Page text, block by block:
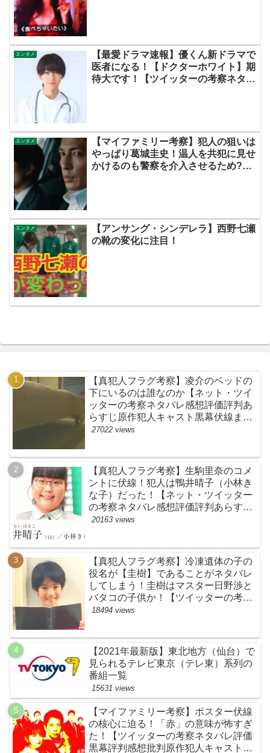
エンタメ
【最愛ドラマ速報】優くん新ドラマで
医者になる！【ドクターホワイト】期
待大です！【ツイッターの考察ネタバ
エンタメ
【マイファミリー考察】犯人の狙いは
やっぱり葛城圭史！温人を共犯に見せ
かけるのも警察を介入させるため?実
エンタメ
【アンサング・シンデレラ】西野七瀬
の靴の変化に注目！
【真犯人フラグ考察】凌介のベッドの
下にいるのは誰なのか【ネット・ツイ
ッターの考察ネタバレ感想評価評判あ
らすじ原作犯人キャスト黒幕伏線まと
め】
27022 views
【真犯人フラグ考察】生駒里奈のコメ
ントに伏線！犯人は鴨井晴子（小林き
な子）だった！【ネット・ツイッター
の考察ネタバレ感想評価評判あらすじ
原作犯人キャスト黒幕伏線まとめ・鴨
20163 views
【真犯人フラグ考察】冷凍遺体の子の
役名が【圭樹】であることがネタバレ
してしまう！圭樹はマスター日野渉と
バタコの子供か！【ツイッターの考察
ネタバレ感想評価評判あらすじ原作犯
18494 views
【2021年最新版】東北地方（仙台）で
見られるテレビ東京（テレ東）系列の
番組一覧
15631 views
【マイファミリー考察】ポスター伏線
の核心に迫る！「赤」の意味が怖すぎ
た！【ツイッターの考察ネタバレ評価
黒幕評判感想批判原作犯人キャスト脚